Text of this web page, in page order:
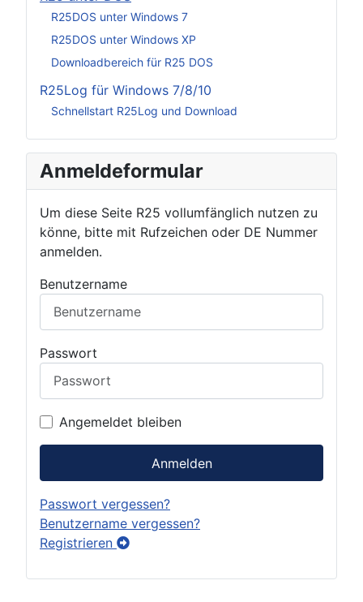
R25DOS unter Windows 7
R25DOS unter Windows XP
Downloadbereich für R25 DOS
R25Log für Windows 7/8/10
Schnellstart R25Log und Download
Anmeldeformular
Um diese Seite R25 vollumfänglich nutzen zu
könne, bitte mit Rufzeichen oder DE Nummer
anmelden.
Benutzername
Passwort
Angemeldet bleiben
Anmelden
Passwort vergessen?
Benutzername vergessen?
Registrieren